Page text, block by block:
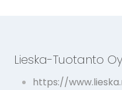
Lieska-Tuotanto Oy
https://